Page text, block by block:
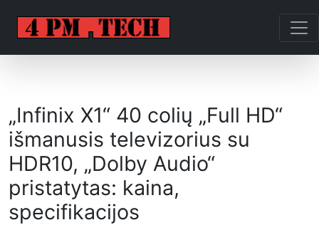
„Infinix X1“ 40 colių „Full HD“
išmanusis televizorius su
HDR10, „Dolby Audio“
pristatytas: kaina,
specifikacijos